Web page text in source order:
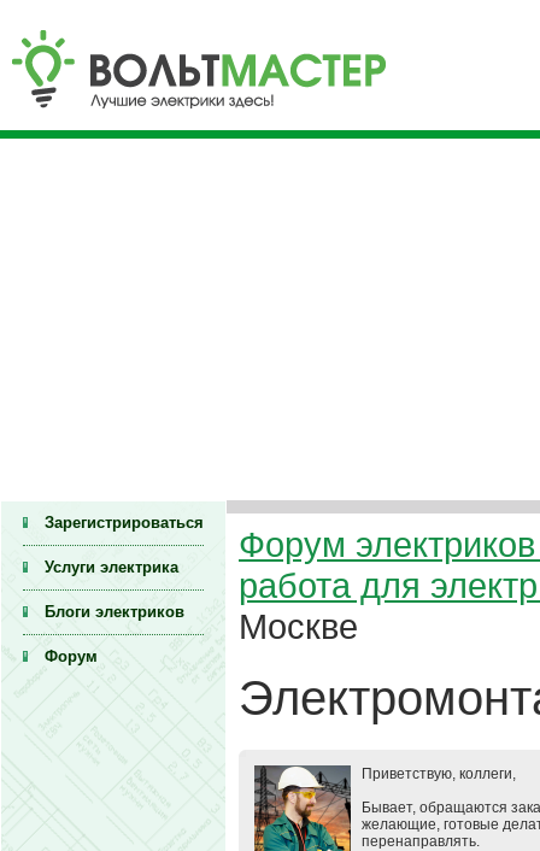
Зарегистрироваться
Услуги электрика
Блоги электриков
Форум
Форум электриков
работа для
Москве
Приветствую, коллеги,
Бывает, обращаются
желающие, готовые
перенаправлять.